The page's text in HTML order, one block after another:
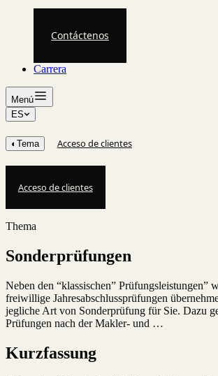
Contáctenos
Carrera
Menú
ES
◐ Tema Acceso de clientes
Acceso de clientes
Thema
Sonderprüfungen
Neben den “klassischen” Prüfungsleistungen”
freiwillige Jahresabschlussprüfungen
jegliche Art von Sonderprüfung für Sie. Dazu
Prüfungen nach der Makler- und …
Kurzfassung